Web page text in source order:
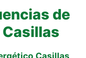
de
Casillas
Casillas